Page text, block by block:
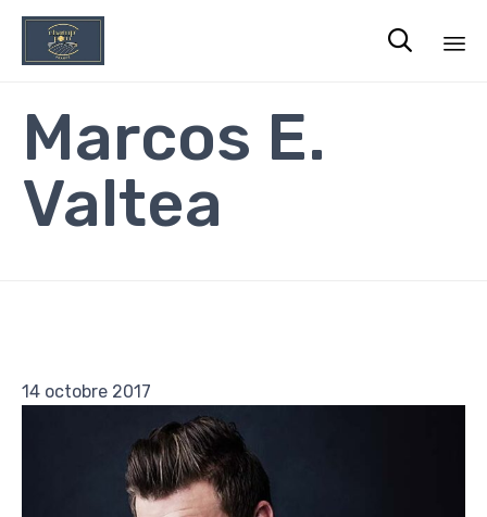

Marcos E.
Valtea
14 octobre 2017